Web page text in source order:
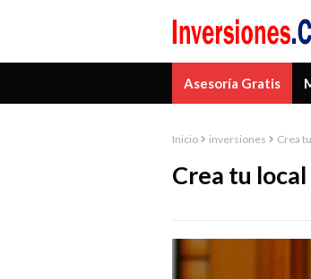
Asesoría Gratis
Inicio inversiones Crea
Crea tu